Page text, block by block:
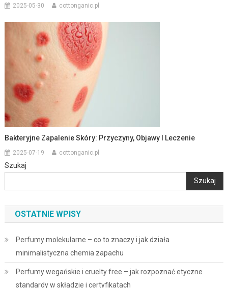
2025-05-30 cottonganic.pl
Bakteryjne Zapalenie Skóry: Przyczyny, Objawy I Leczenie
2025-07-19 cottonganic.pl
Szukaj
Szukaj
OSTATNIE WPISY
Perfumy molekularne – co to znaczy i jak działa
minimalistyczna chemia zapachu
Perfumy wegańskie i cruelty free – jak rozpoznać etyczne
standardy w składzie i certyfikatach